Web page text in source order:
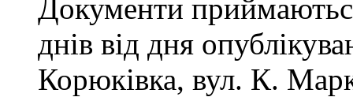
Документи
днів від дня
Корюківка, вул. К.